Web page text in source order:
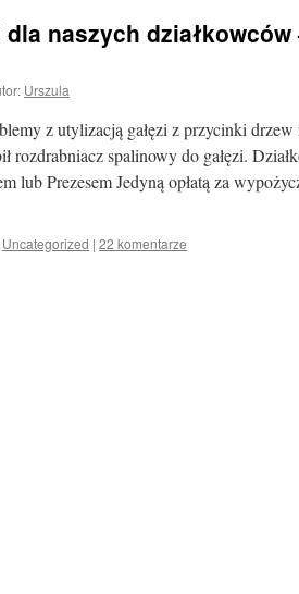
dla naszych
Urszula
z utylizacją gałęzi z przycinki drzew
rozdrabniacz spalinowy do gałęzi.
lub Prezesem Jedyną opłatą za
Uncategorized | 22 komentarze